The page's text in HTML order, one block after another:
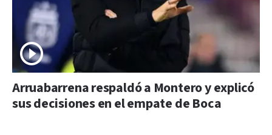
Arruabarrena respaldó a Montero y explicó
sus decisiones en el empate de Boca